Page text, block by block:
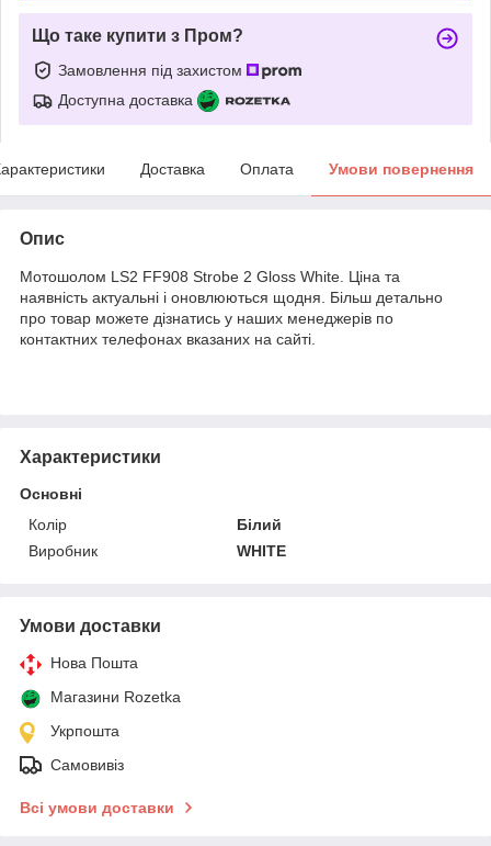
Що таке купити з Пром?
Замовлення під захистом
Доступна доставка
Доставка Оплата Умови повернення
Опис
Мотошолом LS2 FF908 Strobe 2 Gloss White. Ціна та
наявність актуальні і оновлюються щодня. Більш детально
про товар можете дізнатись у наших менеджерів по
контактних телефонах вказаних на сайті.
Характеристики
Основні
Колір
Білий
Виробник
WHITE
Умови доставки
Нова Пошта
Магазини Rozetka
Укрпошта
Самовивіз
Всі умови доставки